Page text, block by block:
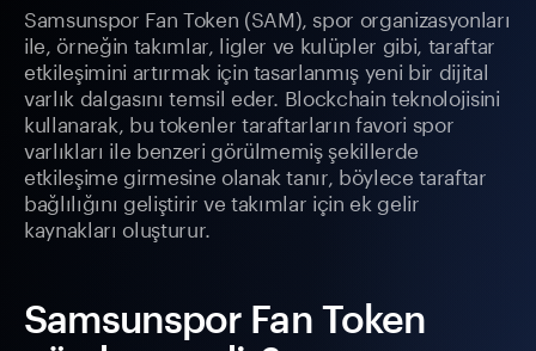
Samsunspor Fan Token (SAM), spor organizasyonları
ile, örneğin takımlar, ligler ve kulüpler gibi, taraftar
etkileşimini artırmak için tasarlanmış yeni bir dijital
varlık dalgasını temsil eder. Blockchain teknolojisini
kullanarak, bu tokenler taraftarların favori spor
varlıkları ile benzeri görülmemiş şekillerde
etkileşime girmesine olanak tanır, böylece taraftar
bağlılığını geliştirir ve takımlar için ek gelir
kaynakları oluşturur.
Samsunspor Fan Token